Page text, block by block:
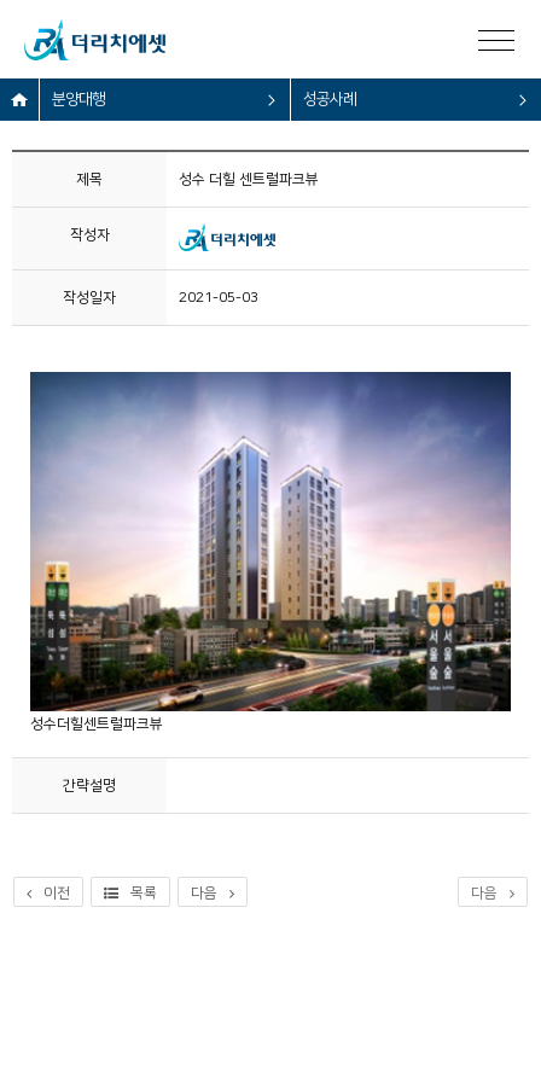
분양대행 성공사례
제목 성수 더힐 센트럴파크뷰
작성자
작성일자 2021-05-03
성수더힐센트럴파크뷰
간략설명
이전 목록 다음 다음